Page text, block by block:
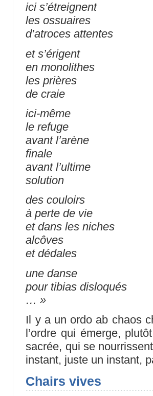
ici s’étreignent
les ossuaires
d’atroces attentes
et s’érigent
en monolithes
les prières
de craie
ici-même
le refuge
avant l’arène
finale
avant l’ultime
solution
des couloirs
à perte de vie
et dans les niches
alcôves
et dédales
une danse
pour tibias disloqués
… »
Il y a un ordo ab chaos
l’ordre qui émerge,
sacrée, qui se
instant, juste un instant,
Chairs vives